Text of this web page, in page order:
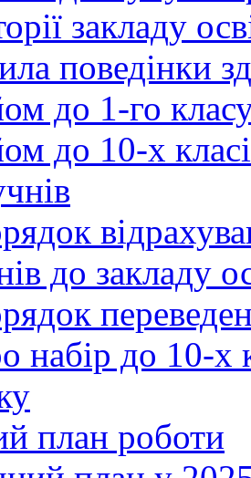
закладу
поведінки
до 1-го
до 10-х
до закладу
набір до 10-х
план роботи